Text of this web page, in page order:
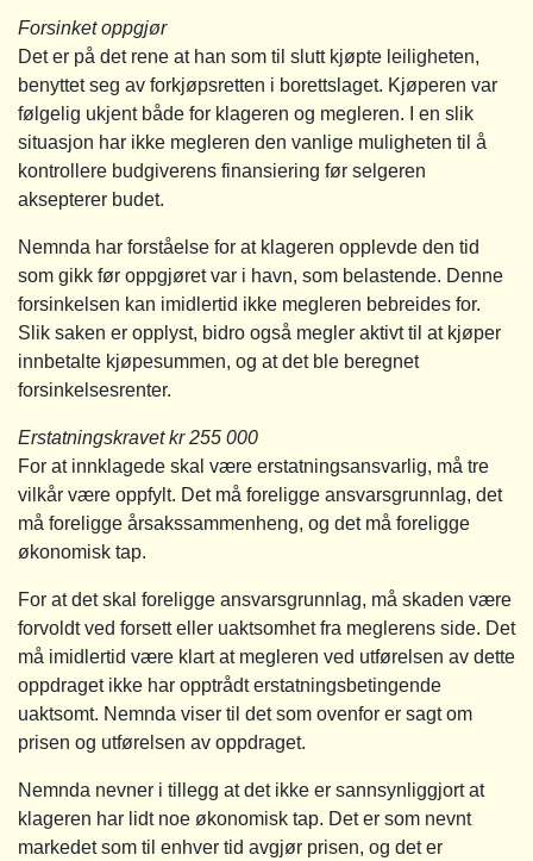
Forsinket oppgjør
Det er på det rene at han som til slutt kjøpte leiligheten,
benyttet seg av forkjøpsretten i borettslaget. Kjøperen var
følgelig ukjent både for klageren og megleren. I en slik
situasjon har ikke megleren den vanlige muligheten til å
kontrollere budgiverens finansiering før selgeren
aksepterer budet.
Nemnda har forståelse for at klageren opplevde den tid
som gikk før oppgjøret var i havn, som belastende. Denne
forsinkelsen kan imidlertid ikke megleren bebreides for.
Slik saken er opplyst, bidro også megler aktivt til at kjøper
innbetalte kjøpesummen, og at det ble beregnet
forsinkelsesrenter.
Erstatningskravet kr 255 000
For at innklagede skal være erstatningsansvarlig, må tre
vilkår være oppfylt. Det må foreligge ansvarsgrunnlag, det
må foreligge årsakssammenheng, og det må foreligge
økonomisk tap.
For at det skal foreligge ansvarsgrunnlag, må skaden være
forvoldt ved forsett eller uaktsomhet fra meglerens side. Det
må imidlertid være klart at megleren ved utførelsen av dette
oppdraget ikke har opptrådt erstatningsbetingende
uaktsomt. Nemnda viser til det som ovenfor er sagt om
prisen og utførelsen av oppdraget.
Nemnda nevner i tillegg at det ikke er sannsynliggjort at
klageren har lidt noe økonomisk tap. Det er som nevnt
markedet som til enhver tid avgjør prisen, og det er